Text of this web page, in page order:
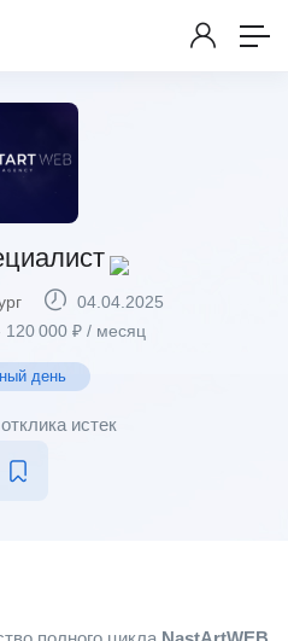
04.04.2025
120 000 ₽/ месяц
день
истек